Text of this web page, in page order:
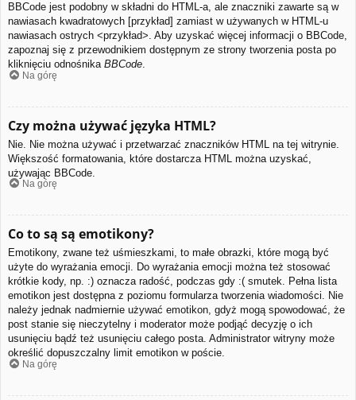
BBCode jest podobny w składni do HTML-a, ale znaczniki zawarte są w
nawiasach kwadratowych [przykład] zamiast w używanych w HTML-u
nawiasach ostrych <przykład>. Aby uzyskać więcej informacji o BBCode,
zapoznaj się z przewodnikiem dostępnym ze strony tworzenia posta po
kliknięciu odnośnika BBCode.
Na górę
Czy można używać języka HTML?
Nie. Nie można używać i przetwarzać znaczników HTML na tej witrynie.
Większość formatowania, które dostarcza HTML można uzyskać,
używając BBCode.
Na górę
Co to są są emotikony?
Emotikony, zwane też uśmieszkami, to małe obrazki, które mogą być
użyte do wyrażania emocji. Do wyrażania emocji można też stosować
krótkie kody, np. :) oznacza radość, podczas gdy :( smutek. Pełna lista
emotikon jest dostępna z poziomu formularza tworzenia wiadomości. Nie
należy jednak nadmiernie używać emotikon, gdyż mogą spowodować, że
post stanie się nieczytelny i moderator może podjąć decyzję o ich
usunięciu bądź też usunięciu całego posta. Administrator witryny może
określić dopuszczalny limit emotikon w poście.
Na górę